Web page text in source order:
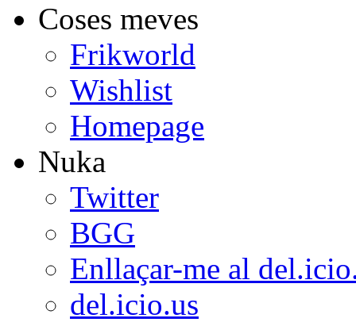
Coses meves
Frikworld
Wishlist
Homepage
Nuka
Twitter
BGG
Enllaçar-me al
del.icio.us